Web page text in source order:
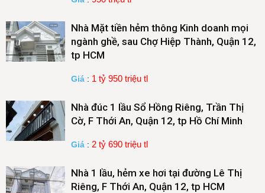
Nhà Mặt tiền hẻm thông Kinh doanh mọi
ngành ghề, sau Chợ Hiệp Thành, Quận 12,
tp HCM
Giá : 1 tỷ 950 triệu tl
Nhà đúc 1 lầu Sổ Hồng Riêng, Trần Thị
Cờ, F Thới An, Quận 12, tp Hồ Chí Minh
Giá : 2 tỷ 690 triệu tl
Nhà 1 lầu, hẻm xe hơi tại đường Lê Thị
Riêng, F Thới An, Quận 12, tp HCM